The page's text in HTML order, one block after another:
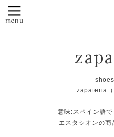
zapateria（
意味:スペイン語で
エスタシオンの